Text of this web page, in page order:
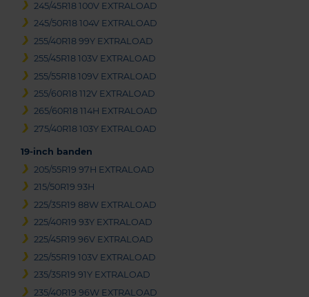
245/45R18 100V EXTRALOAD
245/50R18 104V EXTRALOAD
255/40R18 99Y EXTRALOAD
255/45R18 103V EXTRALOAD
255/55R18 109V EXTRALOAD
255/60R18 112V EXTRALOAD
265/60R18 114H EXTRALOAD
275/40R18 103Y EXTRALOAD
19-inch banden
205/55R19 97H EXTRALOAD
215/50R19 93H
225/35R19 88W EXTRALOAD
225/40R19 93Y EXTRALOAD
225/45R19 96V EXTRALOAD
225/55R19 103V EXTRALOAD
235/35R19 91Y EXTRALOAD
235/40R19 96W EXTRALOAD